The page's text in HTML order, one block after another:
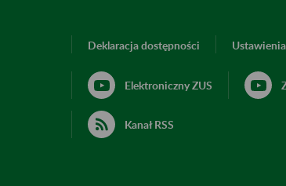
Deklaracja dostępności
Elektroniczny ZUS
Kanał RSS